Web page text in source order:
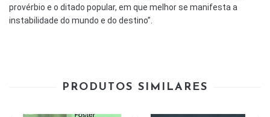
provérbio e o ditado popular, em que melhor se manifesta a
instabilidade do mundo e do destino”.
PRODUTOS SIMILARES